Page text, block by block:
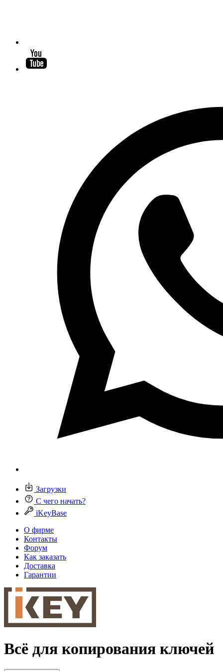
Загрузки
С чего начать?
iKeyBase
О фирме
Контакты
Форум
Как заказать
Доставка
Гарантии
Всё для копирования ключей